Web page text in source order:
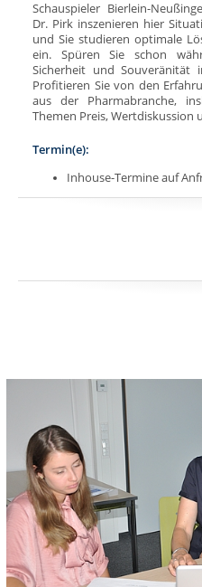
Schauspieler Bierlein-
Dr. Pirk inszenieren hier
und Sie studieren optimale
ein. Spüren Sie schon
Sicherheit und Souveränität
Profitieren Sie von den
aus der Pharmabranche,
Themen Preis, Wertdiskussion
Termin(e):
Inhouse-Termine auf